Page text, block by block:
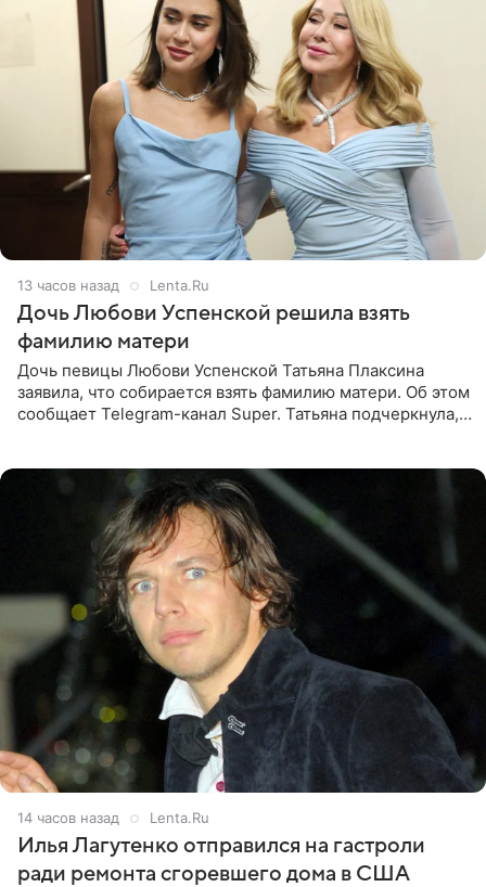
13 часов назад Lenta.Ru
Дочь Любови Успенской решила взять
фамилию матери
Дочь певицы Любови Успенской Татьяна Плаксина
заявила, что собирается взять фамилию матери. Об этом
сообщает Telegram-канал Super. Татьяна подчеркнула,
14 часов назад Lenta.Ru
Илья Лагутенко отправился на гастроли
ради ремонта сгоревшего дома в США